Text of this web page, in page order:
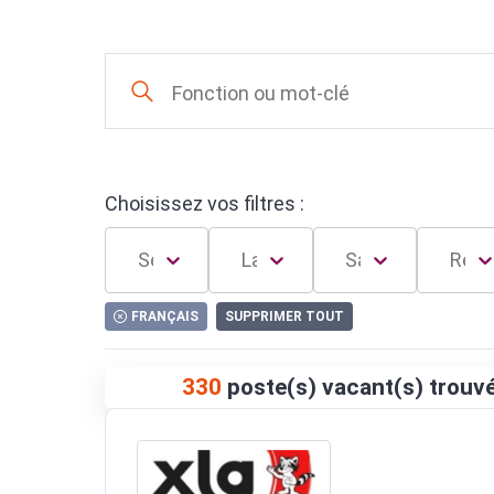
Choisissez vos filtres :
FRANÇAIS SUPPRIMER TOUT
330 poste(s) vacant(s)